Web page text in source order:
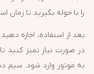
را با حوله بگیرید تا زمان
بعد از استفاده، اجازه
در صورت نیاز تمیز کنید
به موتور وارد شود. سیم